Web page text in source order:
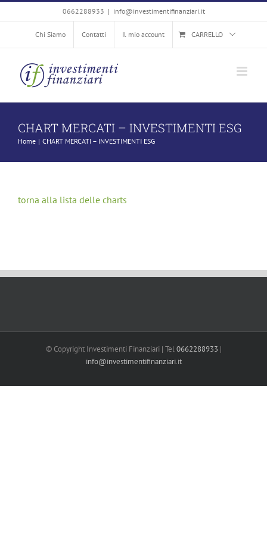
al
contenuto
0662288933 | info@investimentifinanziari.it
Chi Siamo Contatti Il mio account CARRELLO
CHART MERCATI – INVESTIMENTI ESG
Home CHART MERCATI – INVESTIMENTI ESG
torna alla lista delle charts
© Copyright Investimenti Finanziari | Tel0662288933 |
info@investimentifinanziari.it